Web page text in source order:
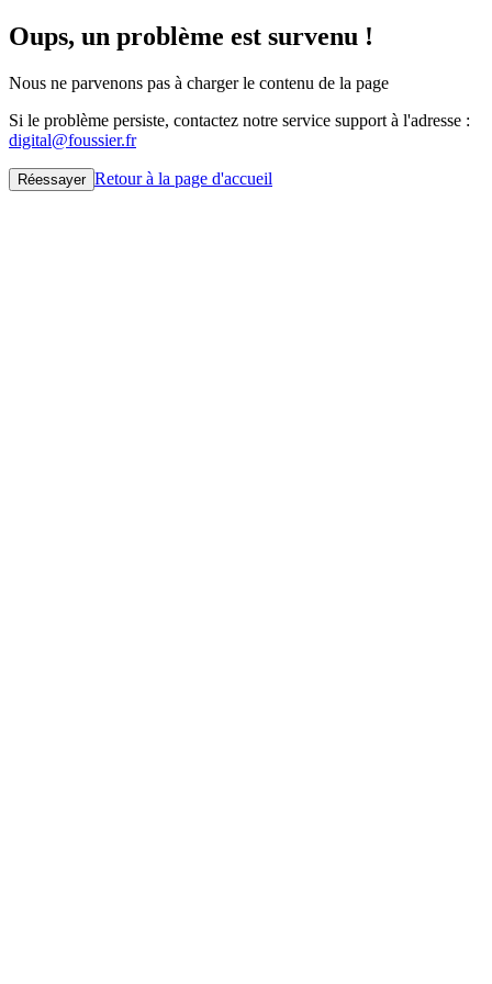
Oups, un problème est survenu !
Nous ne parvenons pas à charger le contenu de la page
Si le problème persiste, contactez notre service support à l'adresse :
digital@foussier.fr
Réessayer Retour à la page d'accueil